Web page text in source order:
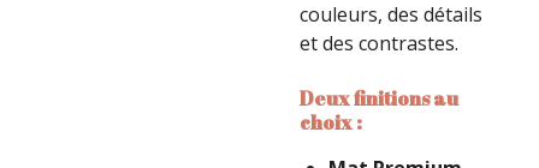
couleurs, des détails
et des contrastes.
Deux finitions au
choix :